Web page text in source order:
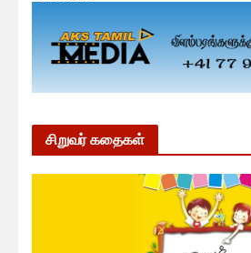
சிறுவர் கதைகள்